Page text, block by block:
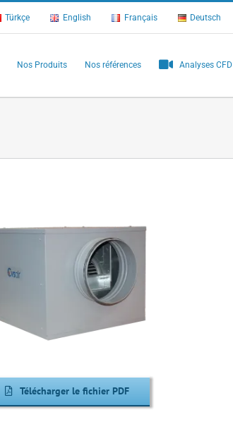
Türkçe English Français Deutsch
Nos Produits Nos références Analyses CFD
Télécharger le fichier PDF